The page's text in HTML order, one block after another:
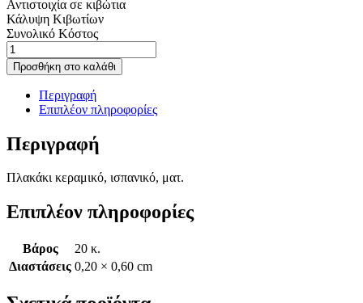
Αντιστοιχία σε κιβώτια
Κάλυψη Κιβωτίων
Συνολικό Κόστος
Moody
Perla
KL
20*60
ποσότητα
Προσθήκη στο καλάθι
Περιγραφή
Επιπλέον πληροφορίες
Περιγραφή
Πλακάκι κεραμικό, ισπανικό, ματ.
Επιπλέον πληροφορίες
Βάρος
20 κ.
Διαστάσεις 0,20 × 0,60 cm